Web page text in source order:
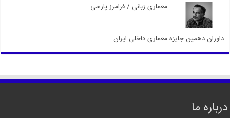
معماری زبانی / فرامرز پارسی
داوران دهمین جایزه معماری داخلی ایران
درباره ما